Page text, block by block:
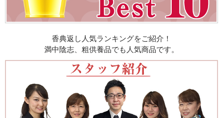
香典返し人気ランキングをご紹介！
満中陰志、粗供養品でも人気商品です。